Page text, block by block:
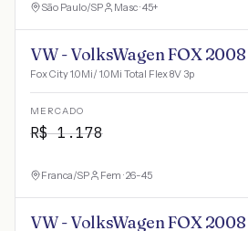
São Paulo/SP Masc · 45+
VW - VolksWagen FOX 2008
Fox City 1.0Mi/ 1.0Mi Total Flex 8V 3p
MERCADO
R$1.178
Franca/SP Fem · 26-45
VW - VolksWagen FOX 2008